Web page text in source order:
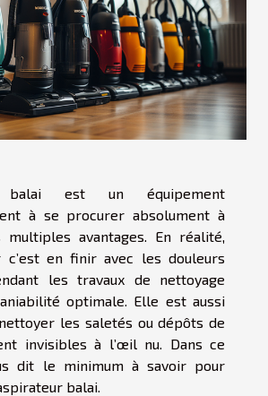
balai est un équipement
à se procurer absolument à
multiples avantages. En réalité,
c’est en finir avec les douleurs
les travaux de nettoyage
optimale. Elle est aussi
les saletés ou dépôts de
invisibles à l’œil nu. Dans ce
dit le minimum à savoir pour
balai.